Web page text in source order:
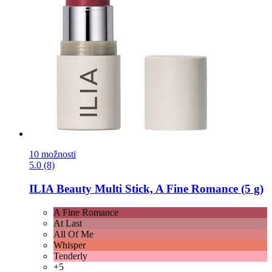
10 možnosti
5.0 (8)
ILIA Beauty Multi Stick, A Fine Romance (5 g)
A Fine Romance
At Last
All Of Me
Whisper
Tenderly
+5